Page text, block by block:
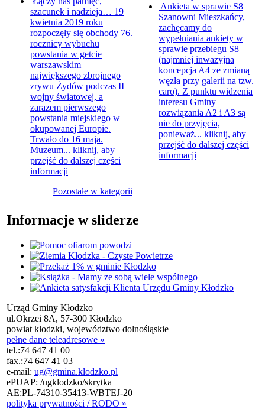
szacunek i nadzieja… 19
kwietnia 2019 roku
rozpoczęły się obchody 76.
rocznicy wybuchu
powstania w getcie
warszawskim –
największego zbrojnego
zrywu Żydów podczas II
wojny światowej, a
zarazem pierwszego
powstania miejskiego w
okupowanej Europie.
Trwało do 16 maja.
Muzeum... kliknij, aby
przejść do dalszej części
informacji
Pozostałe w kategorii
Ankieta w sprawie S8
Szanowni Mieszkańcy,
zachęcamy do
wypełniania ankiety w
sprawie przebiegu S8
(najmniej inwazyjna
koncepcja A4 ze zmianą
węzła przy galerii na tzw.
caro). Z punktu widzenia
interesu Gminy
rozwiązania A2 i A3 są
nie do przyjęcia,
ponieważ... kliknij, aby
przejść do dalszej części
informacji
Informacje w sliderze
Urząd Gminy Kłodzko
ul.Okrzei 8A, 57-300 Kłodzko
powiat kłodzki, województwo dolnośląskie
pełne dane teleadresowe »
tel.:74 647 41 00
fax.:74 647 41 03
e-mail: ug@gmina.klodzko.pl
ePUAP: /ugklodzko/skrytka
AE:PL-74310-35413-WBTEJ-20
polityka prywatności / RODO »